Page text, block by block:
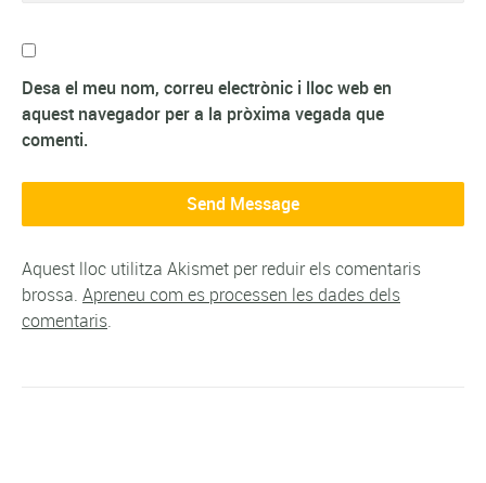
Desa el meu nom, correu electrònic i lloc web en
aquest navegador per a la pròxima vegada que
comenti.
Aquest lloc utilitza Akismet per reduir els comentaris
brossa. Apreneu com es processen les dades dels
comentaris.